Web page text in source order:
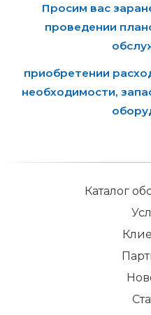
Просим вас
проведении
приобретении
необходимости,
Каталог